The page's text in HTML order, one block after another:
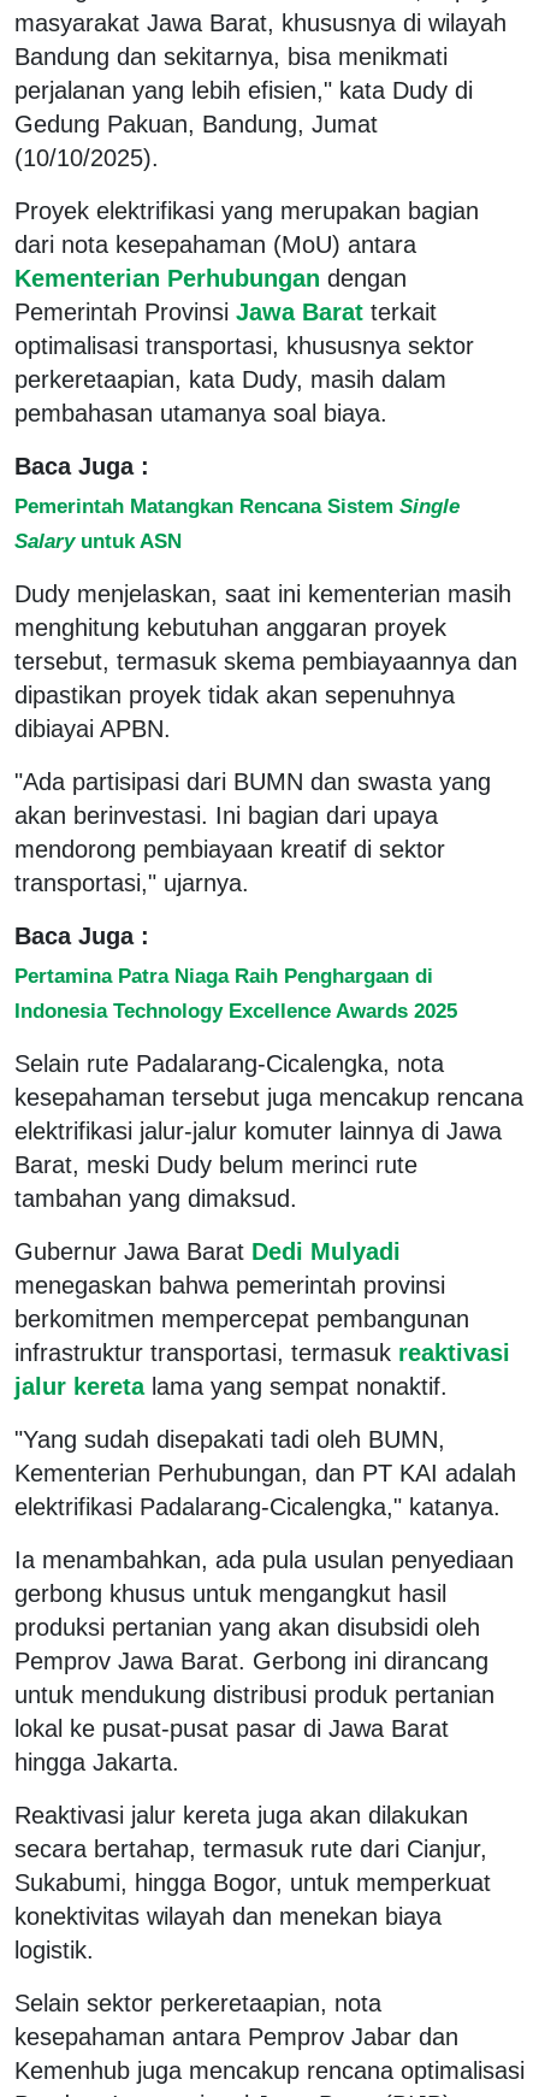
masyarakat Jawa Barat, khususnya di wilayah
Bandung dan sekitarnya, bisa menikmati
perjalanan yang lebih efisien," kata Dudy di
Gedung Pakuan, Bandung, Jumat
(10/10/2025).
Proyek elektrifikasi yang merupakan bagian
dari nota kesepahaman (MoU) antara
Kementerian Perhubungan dengan
Pemerintah Provinsi Jawa Barat terkait
optimalisasi transportasi, khususnya sektor
perkeretaapian, kata Dudy, masih dalam
pembahasan utamanya soal biaya.
Baca Juga :
Pemerintah Matangkan Rencana Sistem Single
Salaryuntuk ASN
Dudy menjelaskan, saat ini kementerian masih
menghitung kebutuhan anggaran proyek
tersebut, termasuk skema pembiayaannya dan
dipastikan proyek tidak akan sepenuhnya
dibiayai APBN.
"Ada partisipasi dari BUMN dan swasta yang
akan berinvestasi. Ini bagian dari upaya
mendorong pembiayaan kreatif di sektor
transportasi," ujarnya.
Baca Juga :
Pertamina Patra Niaga Raih Penghargaan di
Indonesia Technology Excellence Awards 2025
Selain rute Padalarang-Cicalengka, nota
kesepahaman tersebut juga mencakup rencana
elektrifikasi jalur-jalur komuter lainnya di Jawa
Barat, meski Dudy belum merinci rute
tambahan yang dimaksud.
Gubernur Jawa Barat Dedi Mulyadi
menegaskan bahwa pemerintah provinsi
berkomitmen mempercepat pembangunan
infrastruktur transportasi, termasuk reaktivasi
jalur kereta lama yang sempat nonaktif.
"Yang sudah disepakati tadi oleh BUMN,
Kementerian Perhubungan, dan PT KAI adalah
elektrifikasi Padalarang-Cicalengka," katanya.
Ia menambahkan, ada pula usulan penyediaan
gerbong khusus untuk mengangkut hasil
produksi pertanian yang akan disubsidi oleh
Pemprov Jawa Barat. Gerbong ini dirancang
untuk mendukung distribusi produk pertanian
lokal ke pusat-pusat pasar di Jawa Barat
hingga Jakarta.
Reaktivasi jalur kereta juga akan dilakukan
secara bertahap, termasuk rute dari Cianjur,
Sukabumi, hingga Bogor, untuk memperkuat
konektivitas wilayah dan menekan biaya
logistik.
Selain sektor perkeretaapian, nota
kesepahaman antara Pemprov Jabar dan
Kemenhub juga mencakup rencana optimalisasi